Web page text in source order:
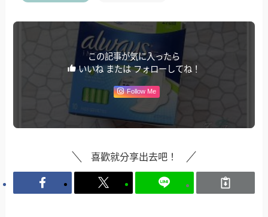
この記事が気に入ったら
いいね または フォローしてね！
Follow Me
喜歡就分享出去吧！